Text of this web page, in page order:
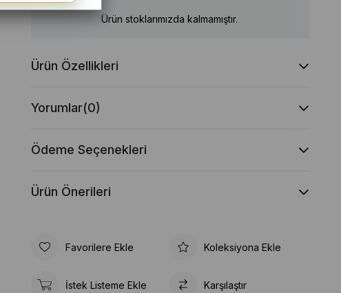
Ürün stoklarımızda kalmamıştır.
Ürün Özellikleri
Yorumlar(0)
Ödeme Seçenekleri
Ürün Önerileri
Favorilere Ekle Koleksiyona Ekle
İstek Listeme Ekle Karşılaştır